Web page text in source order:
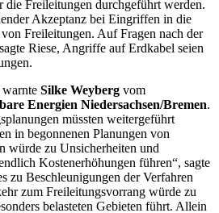
die Freileitungen durchgeführt werden.
Akzeptanz bei Eingriffen in die
Freileitungen. Auf Fragen nach der
Riese, Angriffe auf Erdkabel seien
Silke Weyberg vom
Energien Niedersachsen/Bremen.
müssten weitergeführt
in begonnenen Planungen von
würde zu Unsicherheiten und
Kostenerhöhungen führen“, sagte
zu Beschleunigungen der Verfahren
zum Freileitungsvorrang würde zu
belasteten Gebieten führt. Allein